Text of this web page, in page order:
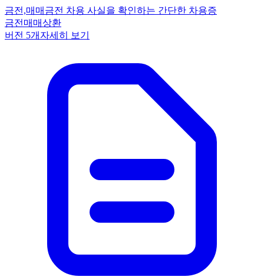
금전,매매 금전 차용 사실을 확인하는 간단한 차용증
금전 매매상환
버전 5개 자세히 보기